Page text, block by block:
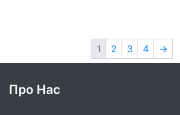
1 2 3 4 →
Про Нас